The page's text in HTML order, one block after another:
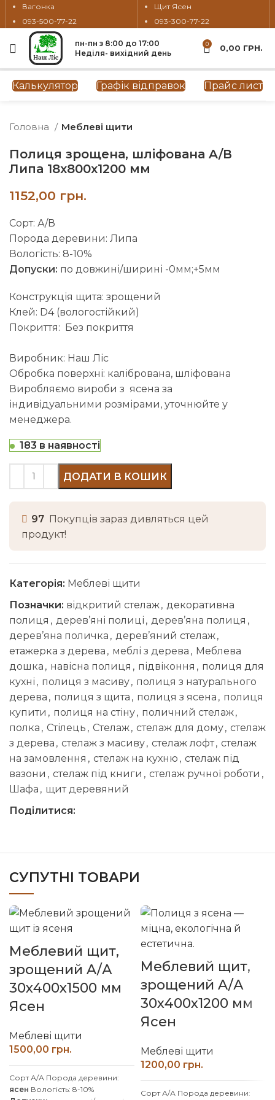
Вагонка
093-500-77-22
Щит Ясен
093-300-77-22
пн-пн з 8:00 до 17:00
Неділя- вихідний день
0 0,00 ГРН.
Калькулятор Графік відправок Прайс лист
Натисніть, щоб збільшити
Головна Меблеві щити
Полиця зрощена, шліфована A/В
Липа 18х800х1200 мм
грн.
Сорт: А/В
Порода деревини: Липа
Вологість: 8-10%
Допуски: по довжині/ширині -0мм;+5мм
Конструкція щита: зрощений
Клей: D4 (вологостійкий)
Покриття: Без покриття
Виробник: Наш Ліс
Обробка поверхні: калібрована, шліфована
Виробляємо вироби з ясена за
індивідуальними розмірами, уточнюйте у
менеджера.
183 в наявності
ДОДАТИ В КОШИК
97 Покупців зараз дивляться цей
продукт!
Категорія: Меблеві щити
Позначки: відкритий стелаж, декоративна
полиця , дерев’яні полиці , дерев’яна полиця ,
дерев’яна поличка , дерев’яний стелаж,
етажерка з дерева , меблі з дерева , Меблева
дошка , навісна полиця , підвіконня , полиця для
кухні , полиця з масиву, полиця з натурального
дерева , полиця з щита , полиця з ясена , полиця
купити , полиця на стіну, поличний стелаж,
полка , Стілець , Стелаж, стелаж для дому, стелаж
з дерева , стелаж з масиву, стелаж лофт, стелаж
на замовлення , стелаж на кухню , стелаж під
вазони , стелаж під книги , стелаж ручної роботи ,
Шафа , щит деревяний
Поділитися:
СУПУТНІ ТОВАРИ
Меблевий щит,
зрощений A/А
30х400х1500 мм
Ясен
Меблеві щити
грн.
Сорт А/А Порода деревини:
ясен Вологість: 8-10%
Меблевий щит,
зрощений A/А
30х400х1200 мм
Ясен
Меблеві щити
грн.
Сорт А/А Порода деревини: